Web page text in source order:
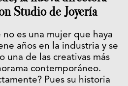
Studio de Joyería
es una mujer que haya
años en la industria y se
una de las creativas más
contemporáneo.
Pues su historia